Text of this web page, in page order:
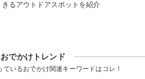
きるアウトドアスポットを紹介
おでかけトレンド
ているおでかけ関連キーワードはコレ！